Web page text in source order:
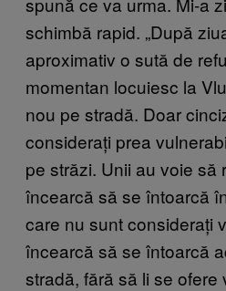
schimbă rapid. „După
aproximativ o sută de
momentan locuiesc la
nou pe stradă. Doar
considerați prea
pe străzi. Unii au voie să
încearcă să se întoarcă
care nu sunt considerați
încearcă să se întoarcă
stradă, fără să li se ofere